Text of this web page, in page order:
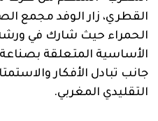
القطري، زار الوفد مجمع
الحمراء حيث شارك في
الأساسية المتعلقة بصناعة
جانب تبادل الأفكار
التقليدي المغربي.